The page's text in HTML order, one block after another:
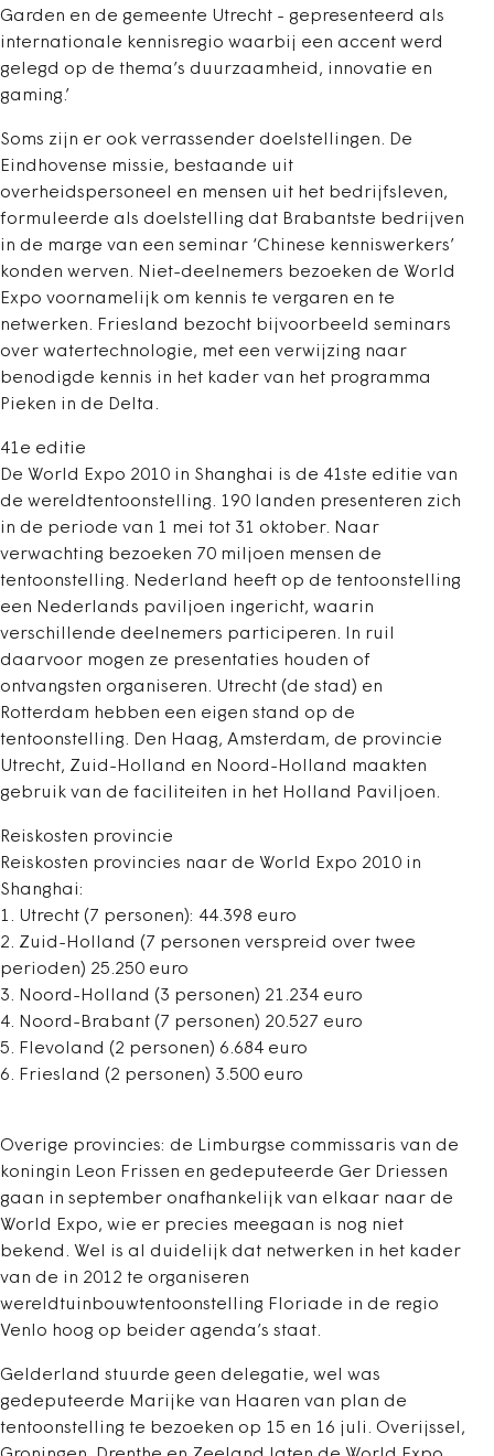
Garden en de gemeente Utrecht - gepresenteerd als
internationale kennisregio waarbij een accent werd
gelegd op de thema’s duurzaamheid, innovatie en
gaming.’
Soms zijn er ook verrassender doelstellingen. De
Eindhovense missie, bestaande uit
overheidspersoneel en mensen uit het bedrijfsleven,
formuleerde als doelstelling dat Brabantste bedrijven
in de marge van een seminar ‘Chinese kenniswerkers’
konden werven. Niet-deelnemers bezoeken de World
Expo voornamelijk om kennis te vergaren en te
netwerken. Friesland bezocht bijvoorbeeld seminars
over watertechnologie, met een verwijzing naar
benodigde kennis in het kader van het programma
Pieken in de Delta.
41e editie
De World Expo 2010 in Shanghai is de 41ste editie van
de wereldtentoonstelling. 190 landen presenteren zich
in de periode van 1 mei tot 31 oktober. Naar
verwachting bezoeken 70 miljoen mensen de
tentoonstelling. Nederland heeft op de tentoonstelling
een Nederlands paviljoen ingericht, waarin
verschillende deelnemers participeren. In ruil
daarvoor mogen ze presentaties houden of
ontvangsten organiseren. Utrecht (de stad) en
Rotterdam hebben een eigen stand op de
tentoonstelling. Den Haag, Amsterdam, de provincie
Utrecht, Zuid-Holland en Noord-Holland maakten
gebruik van de faciliteiten in het Holland Paviljoen.
Reiskosten provincie
Reiskosten provincies naar de World Expo 2010 in
Shanghai:
1. Utrecht (7 personen): 44.398 euro
2. Zuid-Holland (7 personen verspreid over twee
perioden) 25.250 euro
3. Noord-Holland (3 personen) 21.234 euro
4. Noord-Brabant (7 personen) 20.527 euro
5. Flevoland (2 personen) 6.684 euro
6. Friesland (2 personen) 3.500 euro
Overige provincies: de Limburgse commissaris van de
koningin Leon Frissen en gedeputeerde Ger Driessen
gaan in september onafhankelijk van elkaar naar de
World Expo, wie er precies meegaan is nog niet
bekend. Wel is al duidelijk dat netwerken in het kader
van de in 2012 te organiseren
wereldtuinbouwtentoonstelling Floriade in de regio
Venlo hoog op beider agenda’s staat.
Gelderland stuurde geen delegatie, wel was
gedeputeerde Marijke van Haaren van plan de
tentoonstelling te bezoeken op 15 en 16 juli. Overijssel,